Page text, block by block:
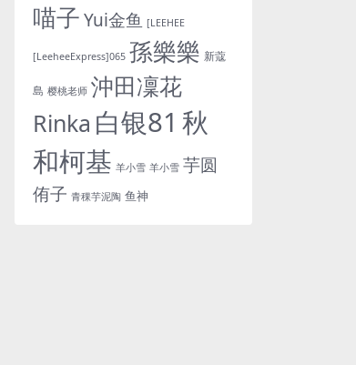
喵子Yui金鱼 [LEEHEE
[LeeheeExpress]065 孫樂樂 新蔻
島 樱桃老师 沖田凜花
Rinka 白银81 秋
和柯基 羊小雪 羊小雪 芋圆
侑子 青稞芋泥陶 鱼神